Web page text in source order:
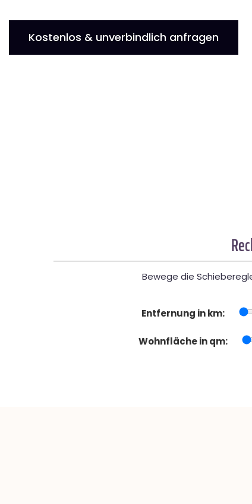
Kostenlos & unverbindlich anfragen
Bewege die
Entfernung in km:
Wohnfläche in qm: